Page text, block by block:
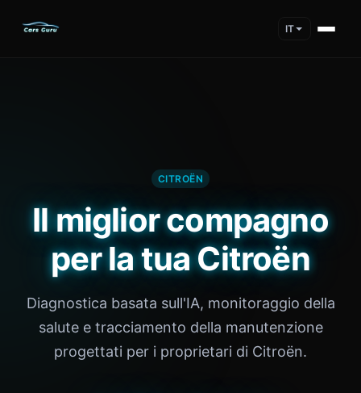
IT
CITROËN
Il miglior compagno
per la tua Citroën
Diagnostica basata sull'IA, monitoraggio della
salute e tracciamento della manutenzione
progettati per i proprietari di Citroën.